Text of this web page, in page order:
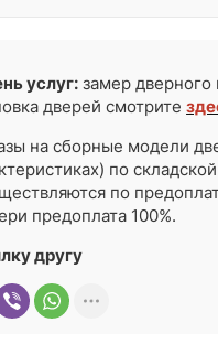
услуг: замер дверного
дверей смотрите
на сборные модели
по складской
по
предоплата 100%.
другу